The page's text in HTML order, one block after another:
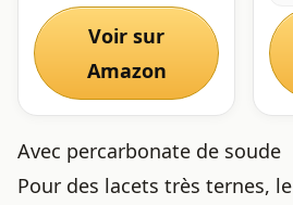
Voir sur
Amazon
Avec percarbonate de soude
Pour des lacets très ternes, le